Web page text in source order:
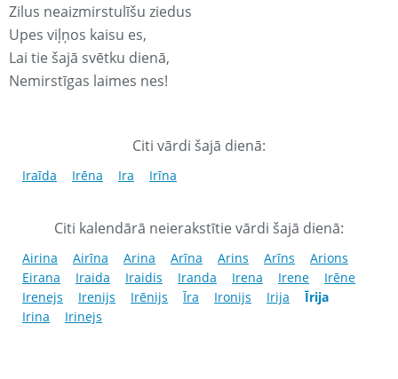
Zilus neaizmirstulīšu ziedus
Upes viļņos kaisu es,
Lai tie šajā svētku dienā,
Nemirstīgas laimes nes!
Citi vārdi šajā dienā:
Iraīda Irēna Ira Irīna
Citi kalendārā neierakstītie vārdi šajā dienā:
Airina Airīna Arina Arīna Arins Arīns
Arions
Eirana
Iraida Iraidis Iranda Irena Irene
Irēne
Irenejs
Irenijs Irēnijs Īra Ironijs Irija
Īrija
Irina
Irinejs